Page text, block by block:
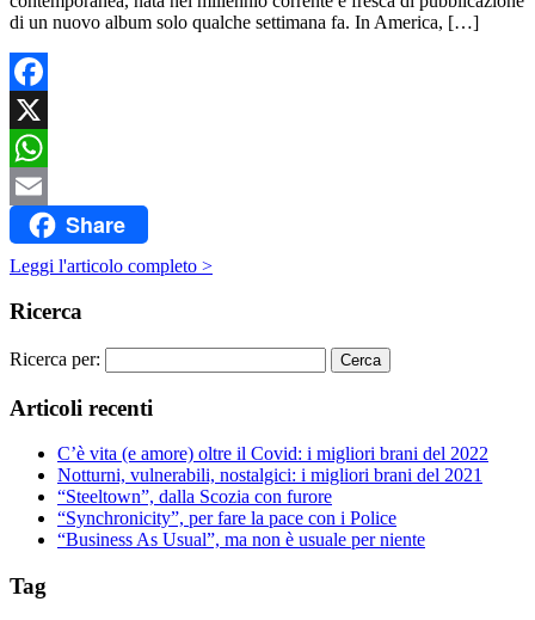
di un nuovo album solo qualche settimana fa. In America, […]
Facebook
X
WhatsApp
Email Share
Leggi l'articolo completo >
Ricerca
Ricerca per:
Articoli recenti
C’è vita (e amore) oltre il Covid: i migliori brani del 2022
Notturni, vulnerabili, nostalgici: i migliori brani del 2021
“Steeltown”, dalla Scozia con furore
“Synchronicity”, per fare la pace con i Police
“Business As Usual”, ma non è usuale per niente
Tag